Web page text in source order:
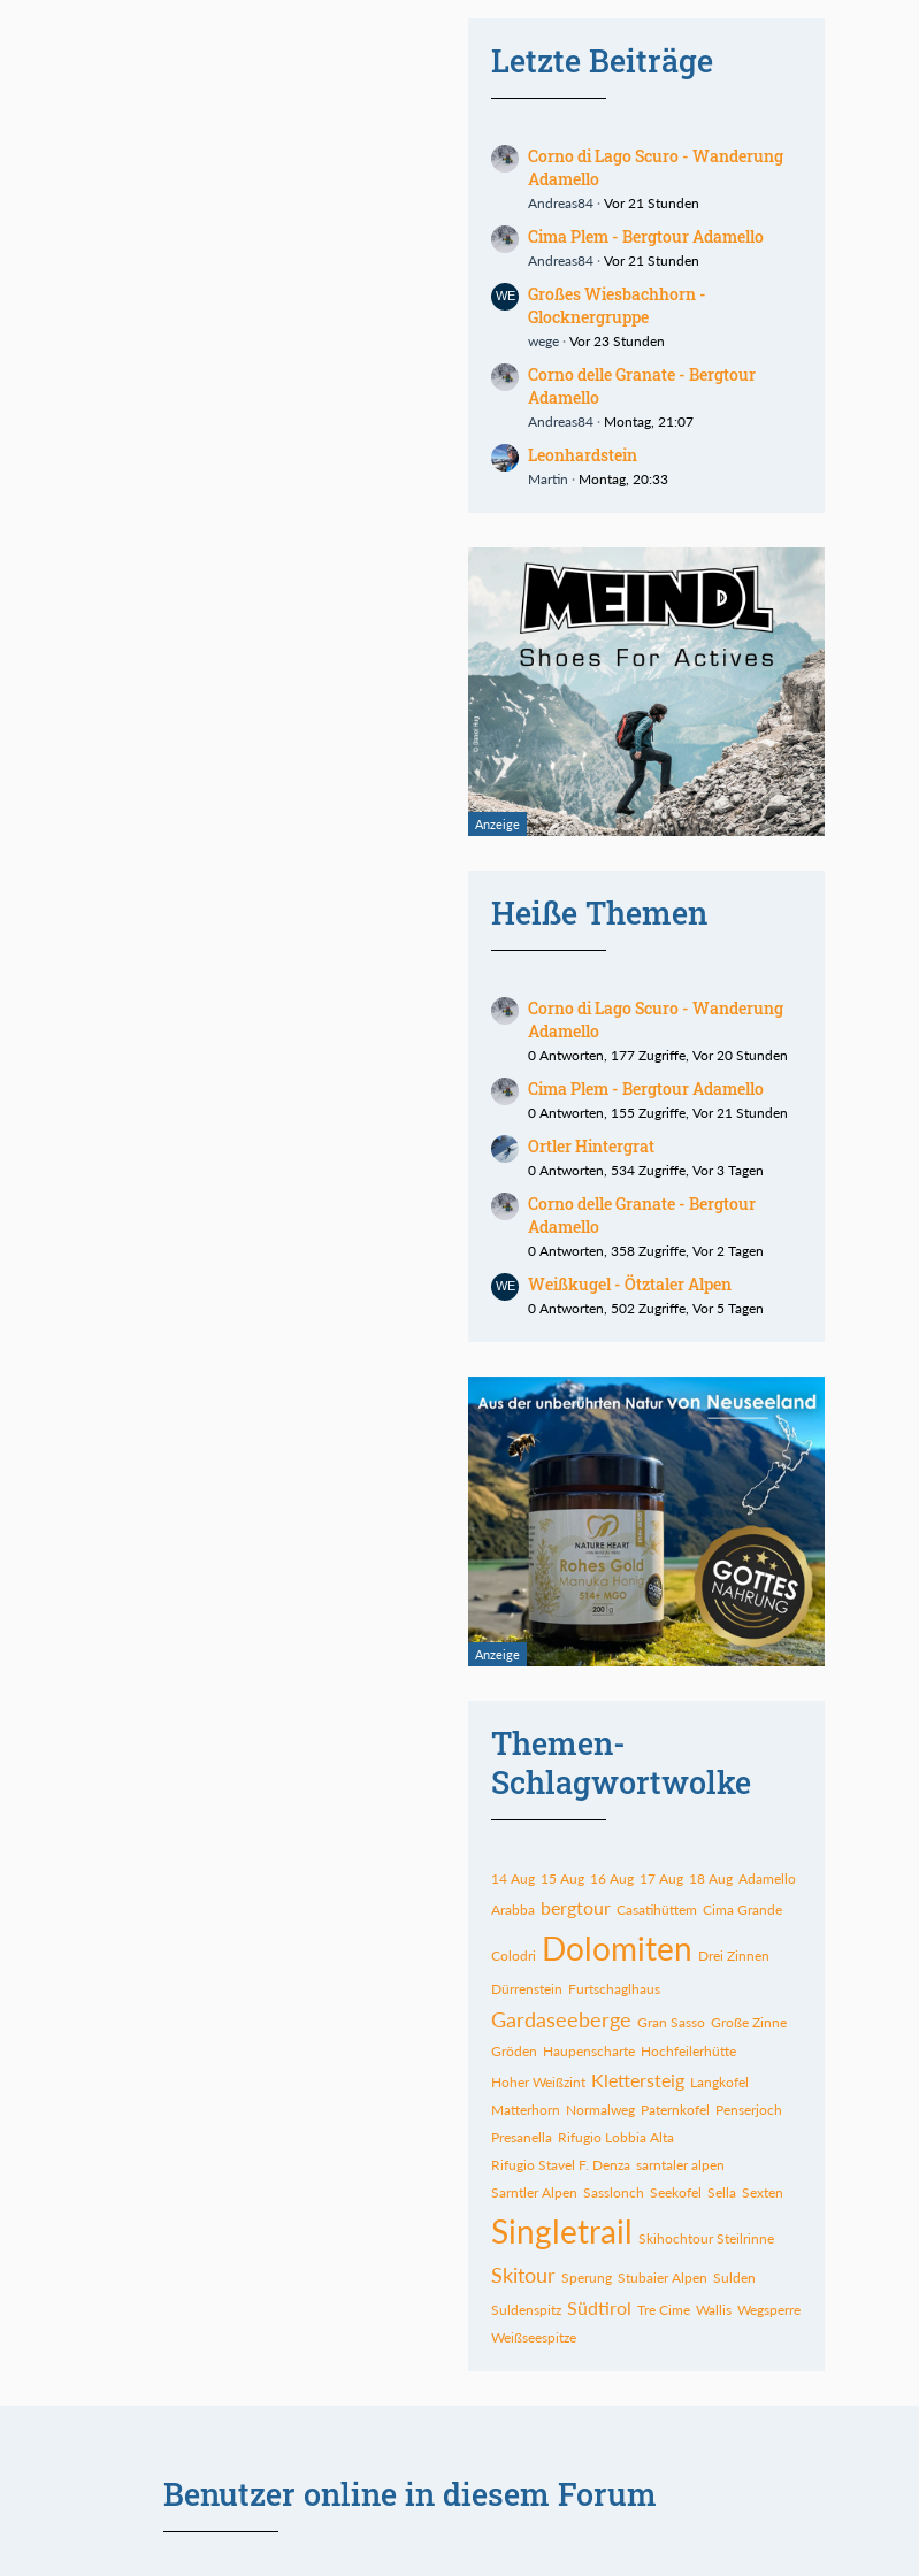
Letzte Beiträge
Corno di Lago Scuro - Wanderung
Adamello
Andreas84 Vor 21 Stunden
Cima Plem - Bergtour Adamello
Andreas84 Vor 21 Stunden
Großes Wiesbachhorn -
Glocknergruppe
wege Vor 23 Stunden
Corno delle Granate - Bergtour
Adamello
Andreas84 Montag, 21:07
Leonhardstein
Martin Montag, 20:33
Heiße Themen
Corno di Lago Scuro - Wanderung
Adamello
0 Antworten, 177 Zugriffe, Vor 20 Stunden
Cima Plem - Bergtour Adamello
0 Antworten, 155 Zugriffe, Vor 21 Stunden
Ortler Hintergrat
0 Antworten, 534 Zugriffe, Vor 3 Tagen
Corno delle Granate - Bergtour
Adamello
0 Antworten, 358 Zugriffe, Vor 2 Tagen
Weißkugel - Ötztaler Alpen
0 Antworten, 502 Zugriffe, Vor 5 Tagen
Themen-
Schlagwortwolke
14 Aug 15 Aug 16 Aug 17 Aug 18 Aug Adamello
Arabba bergtour Casatihüttem Cima Grande
Colodri Dolomiten Drei Zinnen
Dürrenstein Furtschaglhaus
Gardaseeberge Gran Sasso Große Zinne
Gröden Haupenscharte Hochfeilerhütte
Hoher Weißzint Klettersteig Langkofel
Matterhorn Normalweg Paternkofel Penserjoch
Presanella Rifugio Lobbia Alta
Rifugio Stavel F. Denza sarntaler alpen
Sarntler Alpen Sasslonch Seekofel Sella Sexten
Singletrail Skihochtour Steilrinne
Skitour Sperung Stubaier Alpen Sulden
Suldenspitz Südtirol Tre Cime Wallis Wegsperre
Weißseespitze
Benutzer online in diesem Forum